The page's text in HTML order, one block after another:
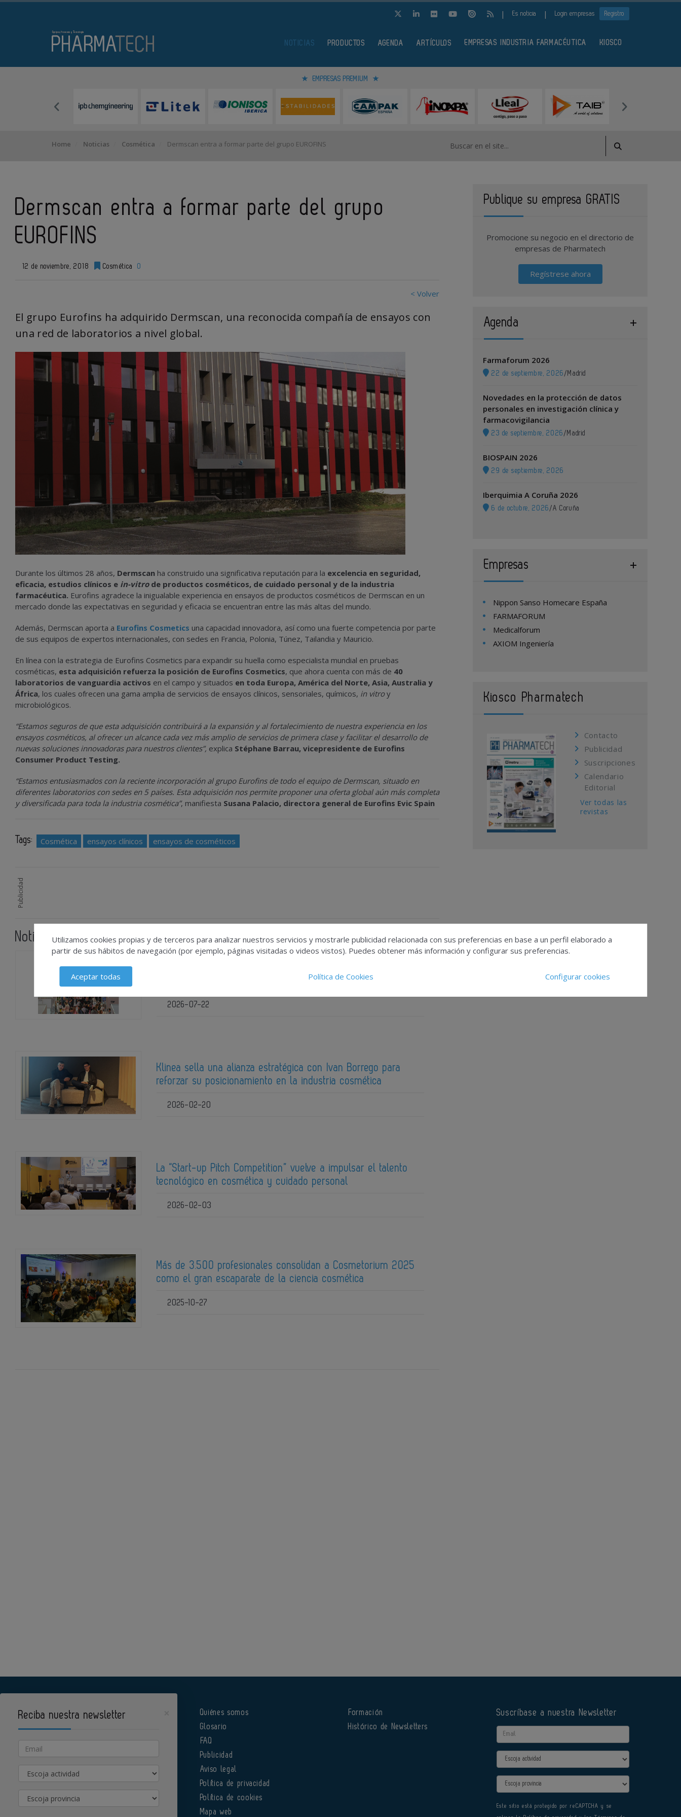
| Es noticia | Login empresas Registro
NOTICIAS PRODUCTOS AGENDA ARTÍCULOS EMPRESAS INDUSTRIA FARMACÉUTICA KIOSCO
EMPRESAS PREMIUM
Home Noticias Cosmética Dermscan entra a formar parte del grupo EUROFINS
Dermscan entra a formar parte del grupo
EUROFINS
12 de noviembre, 2018 Cosmética 0
< Volver
El grupo Eurofins ha adquirido Dermscan, una reconocida compañía de ensayos con
una red de laboratorios a nivel global.
Durante los últimos 28 años, Dermscan ha construido una significativa reputación para la excelencia en seguridad,
eficacia, estudios clínicos e in-vitrode productos cosméticos, de cuidado personal y de la industria
farmacéutica. Eurofins agradece la inigualable experiencia en ensayos de productos cosméticos de Dermscan en un
mercado donde las expectativas en seguridad y eficacia se encuentran entre las más altas del mundo.
Además, Dermscan aporta a Eurofins Cosmetics una capacidad innovadora, así como una fuerte competencia por parte
de sus equipos de expertos internacionales, con sedes en Francia, Polonia, Túnez, Tailandia y Mauricio.
En línea con la estrategia de Eurofins Cosmetics para expandir su huella como especialista mundial en pruebas
cosméticas, esta adquisición refuerza la posición de Eurofins Cosmetics, que ahora cuenta con más de 40
laboratorios de vanguardia activos en el campo y situados en toda Europa, América del Norte, Asia, Australia y
África, los cuales ofrecen una gama amplia de servicios de ensayos clínicos, sensoriales, químicos, in vitroy
microbiológicos.
“Estamos seguros de que esta adquisición contribuirá a la expansión y al fortalecimiento de nuestra experiencia en los
ensayos cosméticos, al ofrecer un alcance cada vez más amplio de servicios de primera clase y facilitar el desarrollo de
nuevas soluciones innovadoras para nuestros clientes”, explica Stéphane Barrau, vicepresidente de Eurofins
Consumer Product Testing.
“Estamos entusiasmados con la reciente incorporación al grupo Eurofins de todo el equipo de Dermscan, situado en
diferentes laboratorios con sedes en 5 países. Esta adquisición nos permite proponer una oferta global aún más completa
y diversificada para toda la industria cosmética”, manifiesta Susana Palacio, directora general de Eurofins Evic Spain
Tags: Cosmética ensayos clínicos ensayos de cosméticos
Publicidad
Noticias relacionadas
2026-07-22
Klinea sella una alianza estratégica con Ivan Borrego para
reforzar su posicionamiento en la industria cosmética
2026-02-20
La “Start-up Pitch Competition” vuelve a impulsar el talento
tecnológico en cosmética y cuidado personal
2026-02-03
Más de 3.500 profesionales consolidan a Cosmetorium 2025
como el gran escaparate de la ciencia cosmética
2025-10-27
Publique su empresa GRATIS
Promocione su negocio en el directorio de
empresas de Pharmatech
Regístrese ahora
Agenda
Farmaforum 2026
22 de septiembre, 2026 / Madrid
Novedades en la protección de datos
personales en investigación clínica y
farmacovigilancia
23 de septiembre, 2026 / Madrid
BIOSPAIN 2026
29 de septiembre, 2026
Iberquimia A Coruña 2026
6 de octubre, 2026 /A Coruña
Empresas
Nippon Sanso Homecare España
FARMAFORUM
Medicalforum
AXIOM Ingeniería
Kiosco Pharmatech
Contacto
Publicidad
Suscripciones
Calendario
Editorial
Ver todas las
revistas
Órgano institucional de la AEFI
Quiénes somos
Glosario
FAQ
Publicidad
Aviso legal
Política de privacidad
Política de cookies
Mapa web
Formación
Histórico de Newsletters
Suscríbase a nuestra Newsletter
Email
Actividad
Provincia
Este sitio está protegido por reCAPTCHA y se
Utilizamos cookies propias y de terceros para analizar nuestros servicios y mostrarle publicidad relacionada con sus preferencias en base a un perfil elaborado a
partir de sus hábitos de navegación (por ejemplo, páginas visitadas o videos vistos). Puedes obtener más información y configurar sus preferencias.
Aceptar todas Política de Cookies Configurar cookies
Reciba nuestra newsletter
Email
Actividad
Provincia